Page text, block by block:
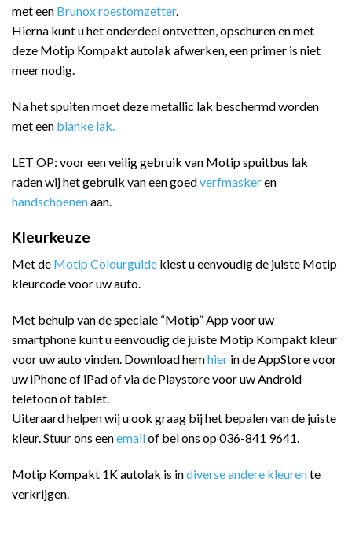
met een Brunox roestomzetter.
Hierna kunt u het onderdeel ontvetten, opschuren en met
deze Motip Kompakt autolak afwerken, een primer is niet
meer nodig.
Na het spuiten moet deze metallic lak beschermd worden
met een blanke lak.
LET OP: voor een veilig gebruik van Motip spuitbus lak
raden wij het gebruik van een goedverfmaskeren
handschoenenaan.
Kleurkeuze
Met de Motip Colourguide kiest u eenvoudig de juiste Motip
kleurcode voor uw auto.
Met behulp van de speciale “Motip” App voor uw
smartphone kunt u eenvoudig de juiste Motip Kompakt kleur
voor uw auto vinden. Download hemhier in de AppStore voor
uw iPhone of iPad of via de Playstore voor uw Android
telefoon of tablet.
Uiteraard helpen wij u ook graag bij het bepalen van de juiste
kleur. Stuur ons eenemailof bel ons op 036-841 9641.
Motip Kompakt 1K autolak is indiverse andere kleurente
verkrijgen.